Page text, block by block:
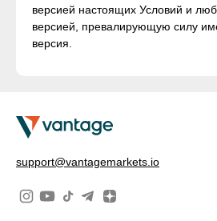
версией настоящих Условий и
версией, превалирующую силу
версия.
support@vantagemarkets.io